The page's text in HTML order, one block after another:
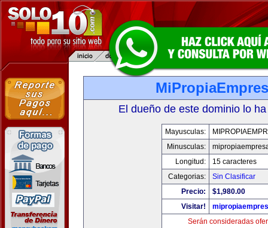
El dueño de este dominio lo
Mayusculas:
Minusculas:
Longitud:
15 caracteres
Categorias:
Sin Clasificar
Precio:
$1,980.00
Visitar!
Serán consideradas